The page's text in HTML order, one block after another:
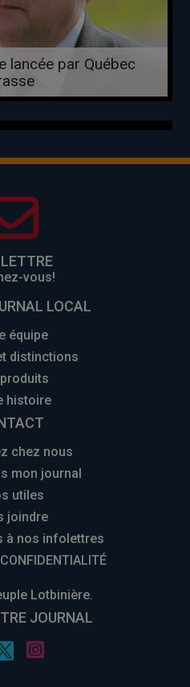
lancée par Québec
vous!
LOCAL
équipe
distinctions
histoire
chez nous
mon journal
utiles
joindre
à nos infolettres
Lotbinière.
JOURNAL